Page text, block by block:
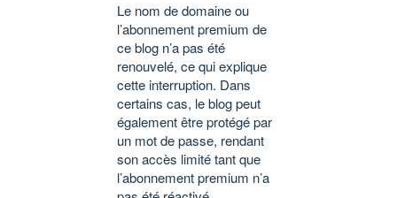
Le nom de domaine ou
l’abonnement premium de
ce blog n’a pas été
renouvelé, ce qui explique
cette interruption. Dans
certains cas, le blog peut
également être protégé par
un mot de passe, rendant
son accès limité tant que
l’abonnement premium n’a